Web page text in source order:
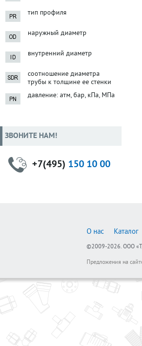
тип профиля
наружный диаметр
внутренний диаметр
соотношение диаметра
трубы к толщине ее стенки
давление: атм, бар, кПа, МПа
ЗВОНИТЕ НАМ!
+7(495) 150 10 00
О нас Каталог
©2009-2026. ООО
Предложения на